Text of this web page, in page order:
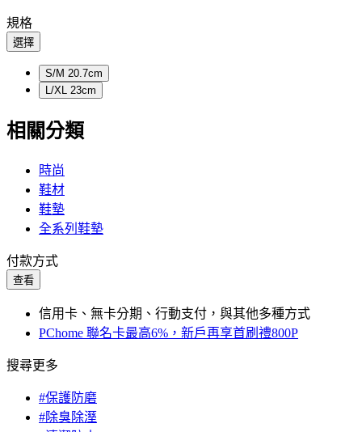
規格
選擇
S/M 20.7cm
L/XL 23cm
相關分類
時尚
鞋材
鞋墊
全系列鞋墊
付款方式
查看
信用卡、無卡分期、行動支付，與其他多種方式
PChome 聯名卡最高6%，新戶再享首刷禮800P
搜尋更多
#保護防磨
#除臭除溼